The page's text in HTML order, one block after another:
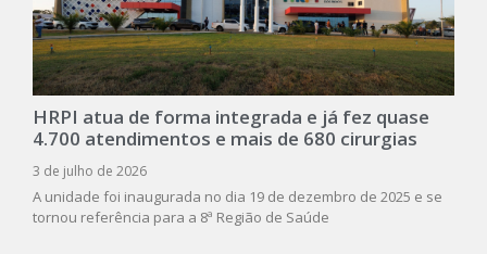
HRPI atua de forma integrada e já fez quase
4.700 atendimentos e mais de 680 cirurgias
3 de julho de 2026
A unidade foi inaugurada no dia 19 de dezembro de 2025 e se
tornou referência para a 8ª Região de Saúde